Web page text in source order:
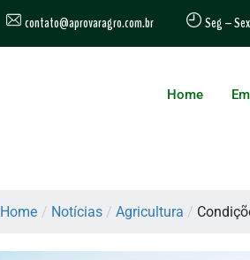
contato@aprovaragro.com.br Seg –
Home
Home / Notícias / Agricultura /